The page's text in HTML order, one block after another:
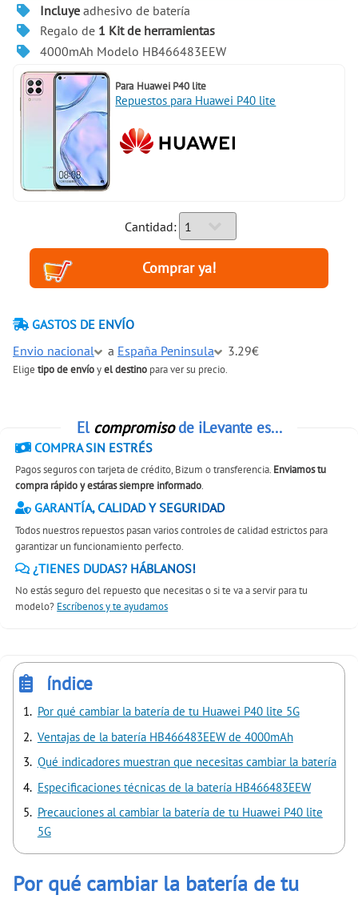
Incluyeadhesivo de batería
Regalo de 1 Kit de herramientas
4000mAh Modelo HB466483EEW
Para Huawei P40 lite
Repuestos para Huawei P40 lite
Cantidad:
GASTOS DE ENVÍO
Envio nacional
a España Peninsula 3.29€
Elige tipo de envíoyel destino para ver su precio.
El compromisode iLevante es...
COMPRA SIN ESTRÉS
Pagos seguros con tarjeta de crédito, Bizum o transferencia. Enviamos tu
compra rápido y estáras siempre informado.
GARANTÍA, CALIDAD Y SEGURIDAD
Todos nuestros repuestos pasan varios controles de calidad estrictos para
garantizar un funcionamiento perfecto.
¿TIENES DUDAS? HÁBLANOS!
No estás seguro del repuesto que necesitas o si te va a servir para tu
modelo? Escríbenos y te ayudamos
índice
Por qué cambiar la batería de tu Huawei P40 lite 5G
Ventajas de la batería HB466483EEW de 4000mAh
Qué indicadores muestran que necesitas cambiar la batería
Especificaciones técnicas de la batería HB466483EEW
Precauciones al cambiar la batería de tu Huawei P40 lite
5G
Por qué cambiar la batería de tu